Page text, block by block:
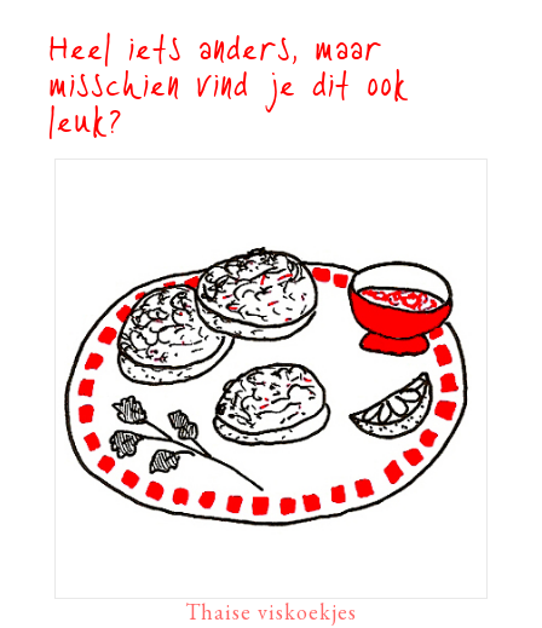
Heel iets anders, maar
misschien vind je dit ook
leuk?
Thaise viskoekjes